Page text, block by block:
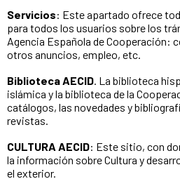
Servicios: Este apartado ofrece
para todos los usuarios sobre los
Agencia Española de Cooperación:
otros anuncios, empleo, etc.
Biblioteca AECID. La biblioteca
islámica y la biblioteca de la
catálogos, las novedades y
revistas.
CULTURA AECID: Este sitio, con
la información sobre Cultura y
el exterior.